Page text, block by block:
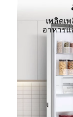
เพลิดเ
อาหาร